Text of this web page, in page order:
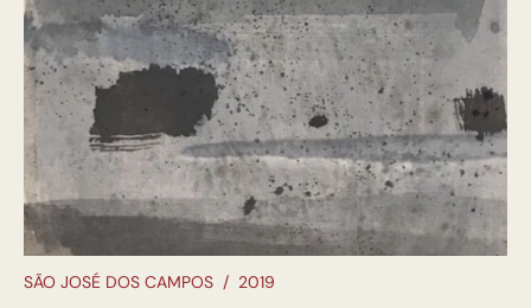
SÃO JOSÉ DOS CAMPOS / 2019